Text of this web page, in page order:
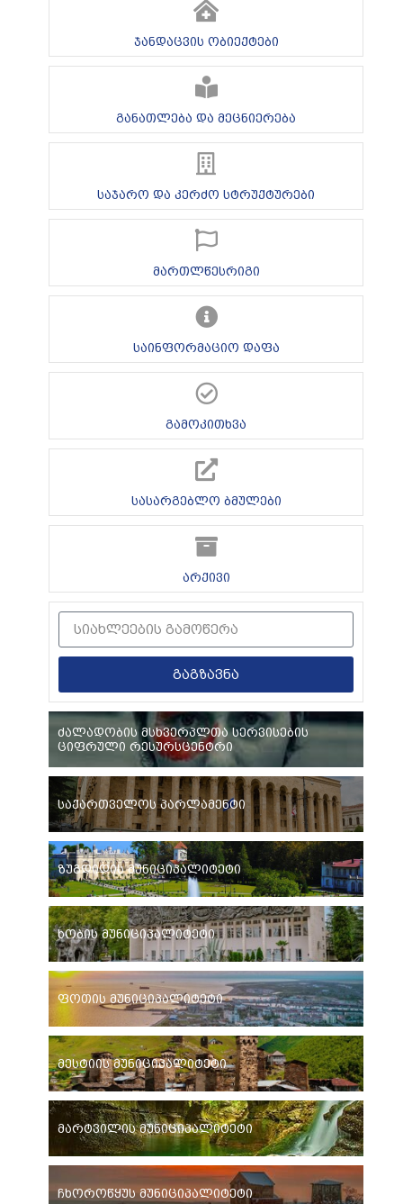
ჯანდაცვის ობიექტები
განათლება და მეცნიერება
საჯარო და კერძო სტრუქტურები
მართლწესრიგი
საინფორმაციო დაფა
გამოკითხვა
სასარგებლო ბმულები
არქივი
გაგზავნა
ძალადობის მსხვერპლთა სერვისების
ციფრული რესურსცენტრი
საქართველოს პარლამენტი
ზუგდიდის მუნიციპალიტეტი
ხობის მუნიციპალიტეტი
ფოთის მუნიციპალიტეტი
მესტიის მუნიციპალიტეტი
მარტვილის მუნიციპალიტეტი
ჩხოროწყუს მუნიციპალიტეტი